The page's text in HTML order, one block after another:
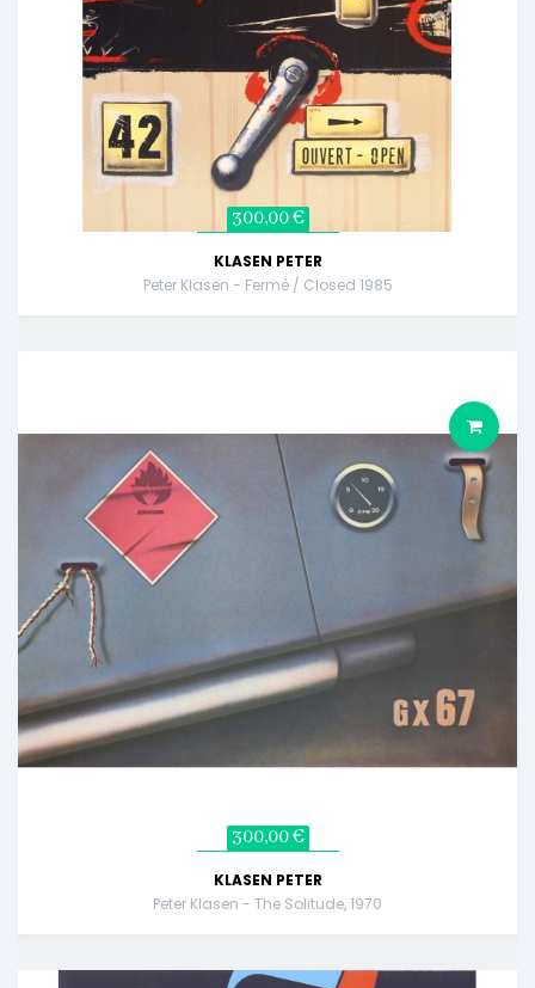
300,00 €
KLASEN PETER
Peter Klasen - Fermé / Closed 1985
300,00 €
KLASEN PETER
Peter Klasen - The Solitude, 1970